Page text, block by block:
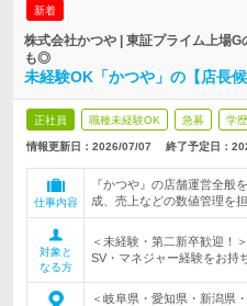
新着
株式会社かつや | 東証プライム上場
も◎
未経験OK「かつや」の【店
正社員 職種未経験OK 急募 学
情報更新日：2026/07/07 終了予定日：
仕事内容
『かつや』の店舗運営全般
成、売上などの数値管理を
対象と
なる方
＜未経験・第二新卒歓迎！
SV・マネジャー経験をお持
＜岐阜県・愛知県・新潟県